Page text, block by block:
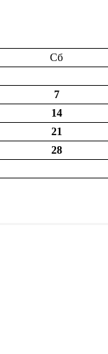
Сб
7
14
21
28